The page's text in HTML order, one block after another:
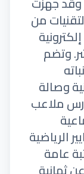
من
وتضم
وصالة
ملاعب
الرياضية
عامة